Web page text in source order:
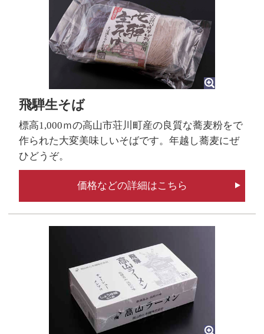
飛騨生そば
標高1,000ｍの高山市荘川町産の良質な蕎麦粉をで
作られた大変美味しいそばです。年越し蕎麦にぜ
ひどうぞ。
価格などの詳細はこちら